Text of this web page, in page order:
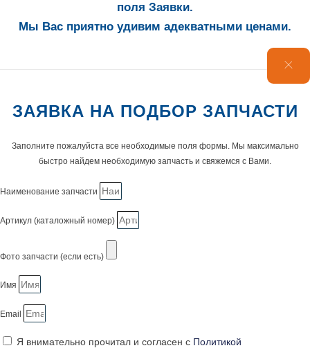
поля Заявки.
Мы Вас приятно удивим адекватными ценами.
ЗАЯВКА НА ПОДБОР ЗАПЧАСТИ
Заполните пожалуйста все необходимые поля формы. Мы максимально
быстро найдем необходимую запчасть и свяжемся с Вами.
Наименование запчасти
Артикул (каталожный номер)
Фото запчасти (если есть)
Имя
Email
Я внимательно прочитал и согласен с Политикой